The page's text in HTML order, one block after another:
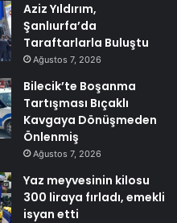
Aziz Yıldırım,
Şanlıurfa’da
Taraftarlarla Buluştu
Ağustos 7, 2026
Bilecik’te Boşanma
Tartışması Bıçaklı
Kavgaya Dönüşmeden
Önlenmiş
Ağustos 7, 2026
Yaz meyvesinin kilosu
300 liraya fırladı, emekli
isyan etti